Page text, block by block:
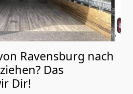
Ravensburg nach
Das
Dir!